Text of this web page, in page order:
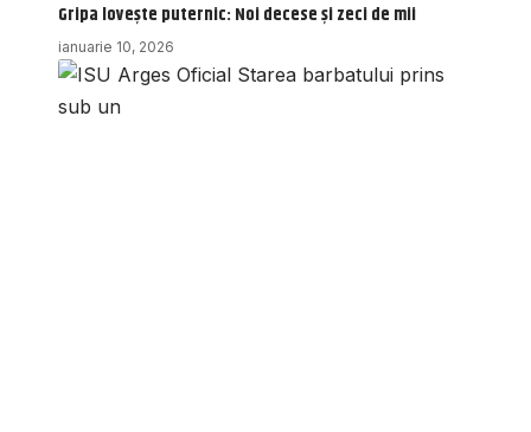
Gripa lovește puternic: Noi decese și zeci de mii
ianuarie 10, 2026